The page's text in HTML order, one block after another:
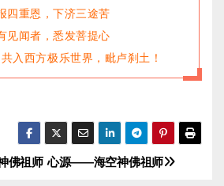
四重恩，下济三途苦
见闻者，悉发菩提心
入西方极乐世界，毗卢刹土！
心源——海空神佛祖师
佛祖师